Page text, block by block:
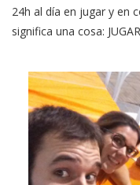
24h al día en jugar y en
significa una cosa: